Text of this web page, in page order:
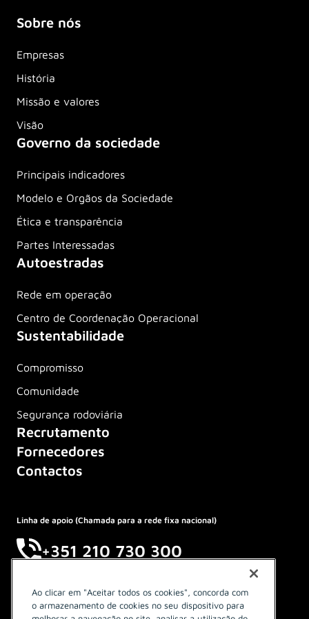
Sobre nós
Empresas
História
Missão e valores
Visão
Governo da sociedade
Principais indicadores
Modelo e Orgãos da Sociedade
Ética e transparência
Partes Interessadas
Autoestradas
Rede em operação
Centro de Coordenação Operacional
Sustentabilidade
Compromisso
Comunidade
Segurança rodoviária
Recrutamento
Fornecedores
Contactos
Linha de apoio (Chamada para a rede fixa nacional)
+351 210 730 300
Ao clicar em "Aceitar todos os cookies", concorda com
o armazenamento de cookies no seu dispositivo para